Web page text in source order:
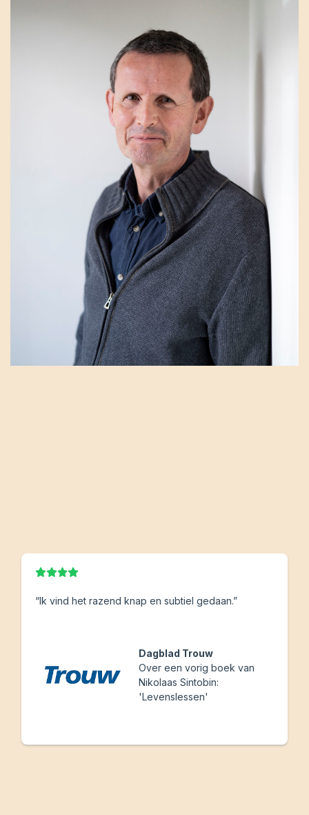
“Ik vind het razend knap en subtiel gedaan.”
Dagblad Trouw
Over een vorig boek van
Nikolaas Sintobin:
'Levenslessen'